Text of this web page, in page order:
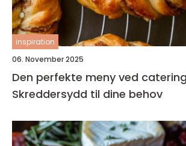
inspiration
06. November 2025
Den perfekte meny ved
Skreddersydd til dine behov